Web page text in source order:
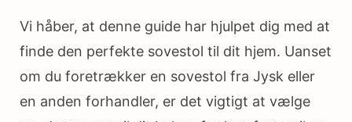
Vi håber, at denne guide har hjulpet dig med at
finde den perfekte sovestol til dit hjem. Uanset
om du foretrækker en sovestol fra Jysk eller
en anden forhandler, er det vigtigt at vælge